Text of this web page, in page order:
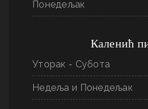
Понедељак
Каленић
Уторак - Субота
Недеља и Понедељак